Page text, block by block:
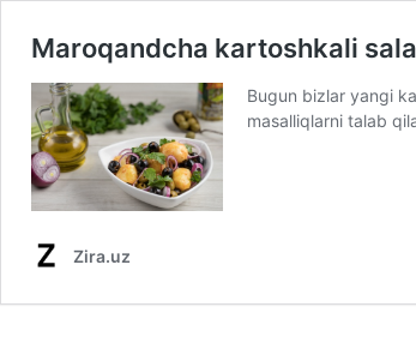
Maroqandcha kartoshkali
Bugun bizlar yangi
masalliqlarni talab
Zira.uz